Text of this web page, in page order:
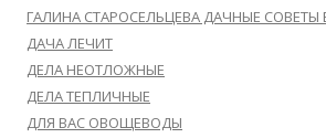
ГАЛИНА СТАРОСЕЛЬЦЕВА ДАЧНЫЕ СОВЕТЫ
ДАЧА ЛЕЧИТ
ДЕЛА НЕОТЛОЖНЫЕ
ДЕЛА ТЕПЛИЧНЫЕ
ДЛЯ ВАС ОВОЩЕВОДЫ